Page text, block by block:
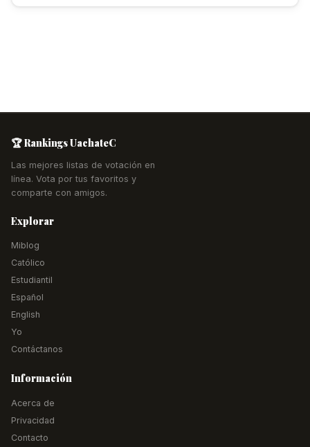
🏆 Rankings UachateC
Las mejores listas de votación en
línea. Vota por tus favoritos y
comparte con amigos.
Explorar
Miblog
Católico
Estudiantil
Español
English
Yo
Contáctanos
Información
Acerca de
Privacidad
Contacto